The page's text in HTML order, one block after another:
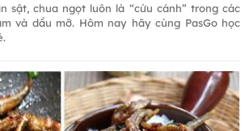
sật, chua ngọt luôn là “cứu cánh” trong các
và dầu mỡ. Hôm nay hãy cùng PasGo học